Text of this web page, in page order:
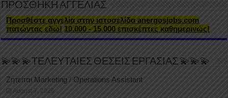
ΠΡΟΣΘΗΚΗ ΑΓΓΕΛΙΑΣ
Προσθέστε αγγελία στην ιστοσελίδα anergosjobs.com
πατώντας εδώ! 10.000 - 15.000 επισκέπτες καθημερινώς!
💫💫💫ΤΕΛΕΥΤΑΙΕΣ ΘΕΣΕΙΣ ΕΡΓΑΣΙΑΣ 💫💫💫
Ζητείται Marketing / Operations Assistant
August 7, 2026